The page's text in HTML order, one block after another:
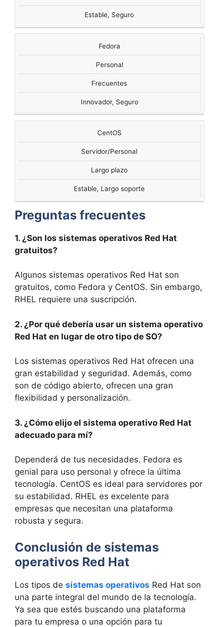
Estable, Seguro
Fedora
Personal
Frecuentes
Innovador, Seguro
CentOS
Servidor/Personal
Largo plazo
Estable, Largo soporte
Preguntas frecuentes
1. ¿Son los sistemas operativos Red Hat
gratuitos?
Algunos sistemas operativos Red Hat son
gratuitos, como Fedora y CentOS. Sin embargo,
RHEL requiere una suscripción.
2. ¿Por qué debería usar un sistema operativo
Red Hat en lugar de otro tipo de SO?
Los sistemas operativos Red Hat ofrecen una
gran estabilidad y seguridad. Además, como
son de código abierto, ofrecen una gran
flexibilidad y personalización.
3. ¿Cómo elijo el sistema operativo Red Hat
adecuado para mí?
Dependerá de tus necesidades. Fedora es
genial para uso personal y ofrece la última
tecnología. CentOS es ideal para servidores por
su estabilidad. RHEL es excelente para
empresas que necesitan una plataforma
robusta y segura.
Conclusión de sistemas
operativos Red Hat
Los tipos de sistemas operativos Red Hat son
una parte integral del mundo de la tecnología.
Ya sea que estés buscando una plataforma
para tu empresa o una opción para tu